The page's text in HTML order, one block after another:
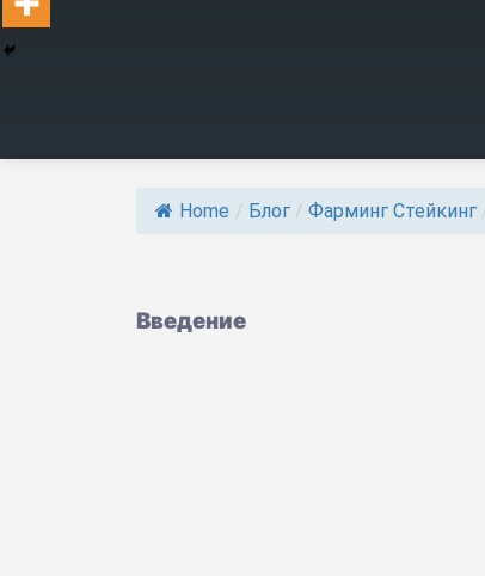
Home / Блог / Фарминг Стейкинг
Введение